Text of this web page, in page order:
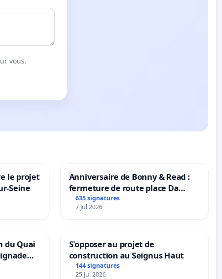
vous.
le projet
Seine
Anniversaire de Bonny & Read :
fermeture de route place Da
Maya M
635 signatures
7 Jul 2026
du Quai
S'opposer au projet de
construction au Seignus Haut
144 signatures
25 Jul 2026